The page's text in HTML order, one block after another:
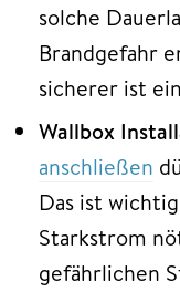
solche
Brandgefahr
sicherer ist
Wallbox
anschließen
Das ist
Starkstrom
gefährlichen